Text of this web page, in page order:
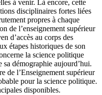
à venir. Là encore, cette
disciplinaires fortes liées
propres à chaque
de l’enseignement supérieur
d’accès au corps des
étapes historiques de son
la science politique
sa démographie aujourd’hui.
de l’Enseignement supérieur
pour la science politique.
disponibles.